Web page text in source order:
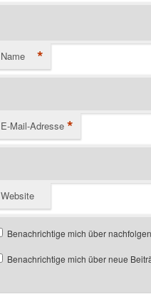
Name *
E-Mail-Adresse *
Website
Benachrichtige mich über
Benachrichtige mich über neue